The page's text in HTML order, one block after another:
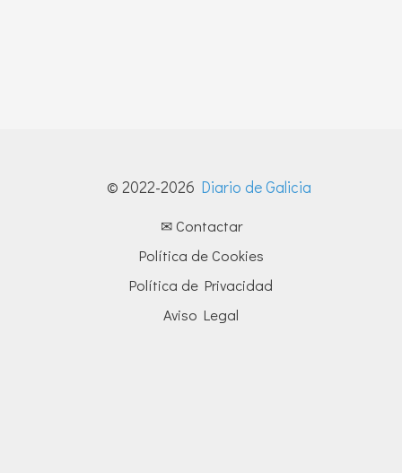
© 2022-2026 Diario de Galicia
✉ Contactar
Política de Cookies
Política de Privacidad
Aviso Legal